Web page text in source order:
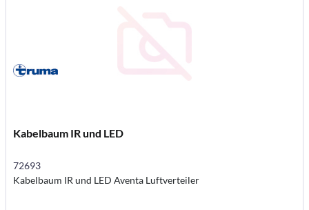
Kabelbaum IR und LED
72693
Kabelbaum IR und LED Aventa Luftverteiler